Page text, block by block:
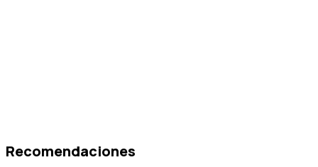
Recomendaciones